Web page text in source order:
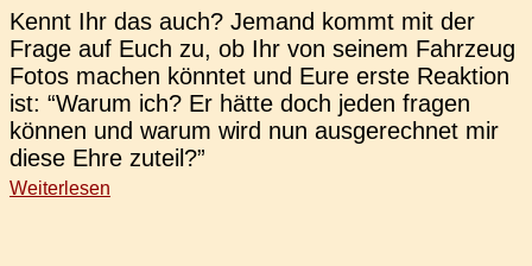
Kennt Ihr das auch? Jemand kommt mit der
Frage auf Euch zu, ob Ihr von seinem Fahr­zeug
Fotos machen könn­tet und Eure erste Reak­ti­on
ist: “Warum ich? Er hätte doch jeden fragen
können und warum wird nun aus­ge­rech­net mir
diese Ehre zuteil?”
Weiterlesen